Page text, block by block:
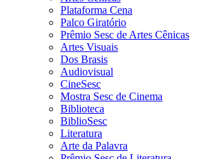
Plataforma Cena
Palco Giratório
Prêmio Sesc de Artes Cênicas
Artes Visuais
Dos Brasis
Audiovisual
CineSesc
Mostra Sesc de Cinema
Biblioteca
BiblioSesc
Literatura
Arte da Palavra